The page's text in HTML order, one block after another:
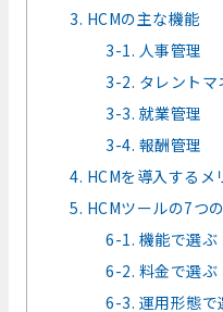
3. HCMの主な機能
3-1. 人事管理
3-2. タレントマ
3-3. 就業管理
3-4. 報酬管理
4. HCMを導入するメ
5. HCMツールの7つ
6-1. 機能で選ぶ
6-2. 料金で選ぶ
6-3. 運用形態で